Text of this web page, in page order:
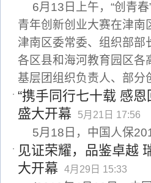
6月13日上午，“创青
青年创新创业大赛在津
津南区委常委、组织部
各区县和海河教育园区各
基层团组织负责人、部
“携手同行七十载 感
盛大开幕
5月21日 17:56
5月18日，中国人保
见证荣耀，品鉴卓越
大开幕
4月29日 15:33